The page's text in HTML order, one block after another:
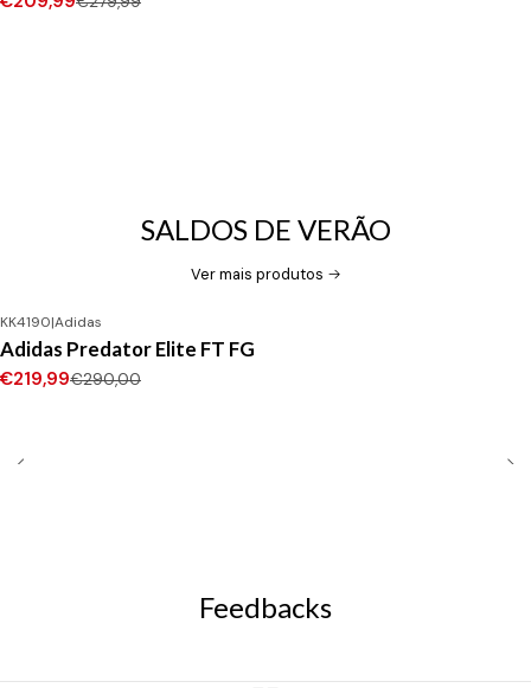
SALDOS DE VERÃO
Ver mais produtos
-24%DESCONTO
Novo
KK4190|Adidas
Adidas Predator Elite FT FG
€219,99€290,00
Feedbacks